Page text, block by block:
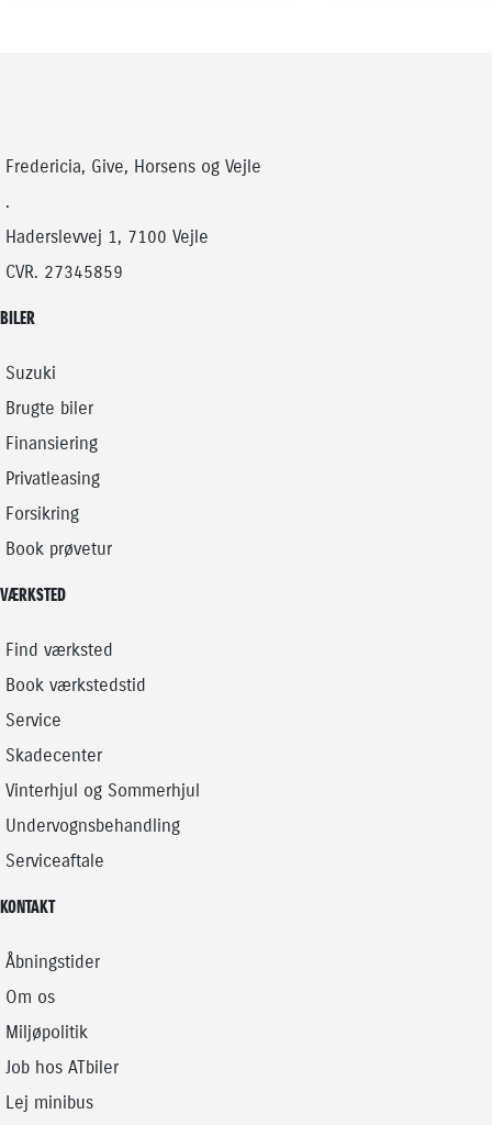
KONTANT 174.900
Fredericia, Give, Horsens og Vejle
.
Haderslevvej 1, 7100 Vejle
CVR. 27345859
BILER
Suzuki
Brugte biler
Finansiering
Privatleasing
Forsikring
Book prøvetur
VÆRKSTED
Find værksted
Book værkstedstid
Service
Skadecenter
Vinterhjul og Sommerhjul
Undervognsbehandling
Serviceaftale
KONTAKT
Åbningstider
Om os
Miljøpolitik
Job hos ATbiler
Lej minibus